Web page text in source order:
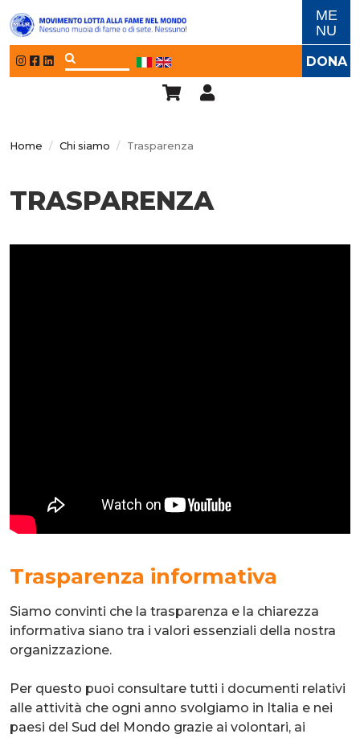
ME
NU
Salta al contenuto principale
DONA
Home Chi siamo Trasparenza
TRASPARENZA
Trasparenza informativa
Siamo convinti che la trasparenza e la chiarezza
informativa siano tra i valori essenziali della nostra
organizzazione.
Per questo puoi consultare tutti i documenti relativi
alle attività che ogni anno svolgiamo in Italia e nei
paesi del Sud del Mondo grazie ai volontari, ai